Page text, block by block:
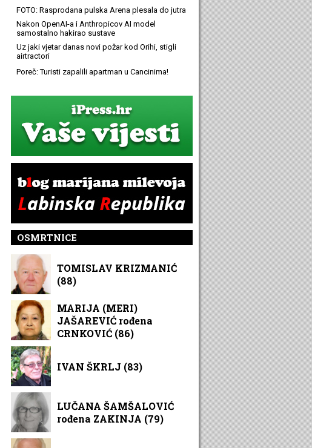
FOTO: Rasprodana pulska Arena plesala do jutra
Nakon OpenAI-a i Anthropicov AI model
samostalno hakirao sustave
Uz jaki vjetar danas novi požar kod Orihi, stigli
airtractori
Poreč: Turisti zapalili apartman u Cancinima!
OSMRTNICE
TOMISLAV KRIZMANIĆ
(88)
MARIJA (MERI)
JAŠAREVIĆ rođena
CRNKOVIĆ (86)
IVAN ŠKRLJ (83)
LUČANA ŠAMŠALOVIĆ
rođena ZAKINJA (79)